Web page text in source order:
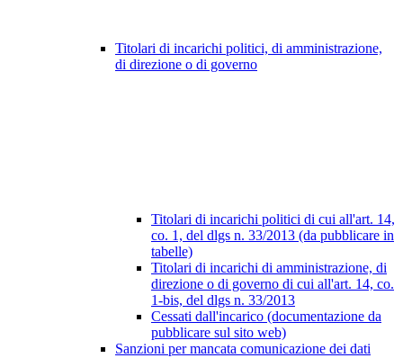
Titolari di incarichi politici, di amministrazione,
di direzione o di governo
Titolari di incarichi politici di cui all'art. 14,
co. 1, del dlgs n. 33/2013 (da pubblicare in
tabelle)
Titolari di incarichi di amministrazione, di
direzione o di governo di cui all'art. 14, co.
1-bis, del dlgs n. 33/2013
Cessati dall'incarico (documentazione da
pubblicare sul sito web)
Sanzioni per mancata comunicazione dei dati